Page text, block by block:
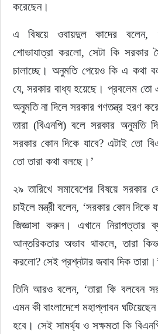
করেছেন।
এ বিষয়ে ওবায়দুল কাদের বলেন,
শোভাযাত্রা করলো, সেটা কি সরকার
চালাচ্ছে। অনুমতি পেয়েও কি এ কথা
যে, সরকার বাধ্য হয়েছে। প্রবলেম তো
অনুমতি না দিলে সরকার গণতন্ত্র হরণ
তারা (বিএনপি) বলে সরকার অনুমতি
সরকার কোন দিকে যাবে? এটাই তো
তো তারা কথা বলছে।’
২৯ তারিখে সমাবেশের বিষয়ে সরকার
চাইলে মন্ত্রী বলেন, ‘সরকার কোন দিকে
জিজ্ঞাসা করুন। এখানে নিরাপত্তার
আন্তরিকতার অভাব থাকলে, তারা
করলো? সেই প্রশ্নটার জবাব দিক
তিনি আরও বলেন, ‘তারা কি বলবেন
এমন কী বাংলাদেশে মহাপ্লাবন
হবে। সেই সামর্থ্য ও সক্ষমতা কি